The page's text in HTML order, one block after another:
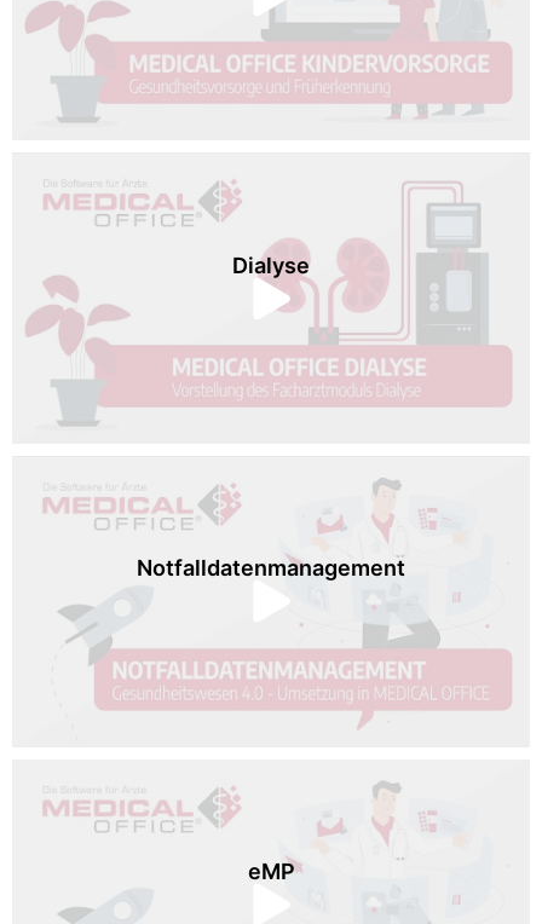
Dialyse
Notfalldatenmanagement
eMP